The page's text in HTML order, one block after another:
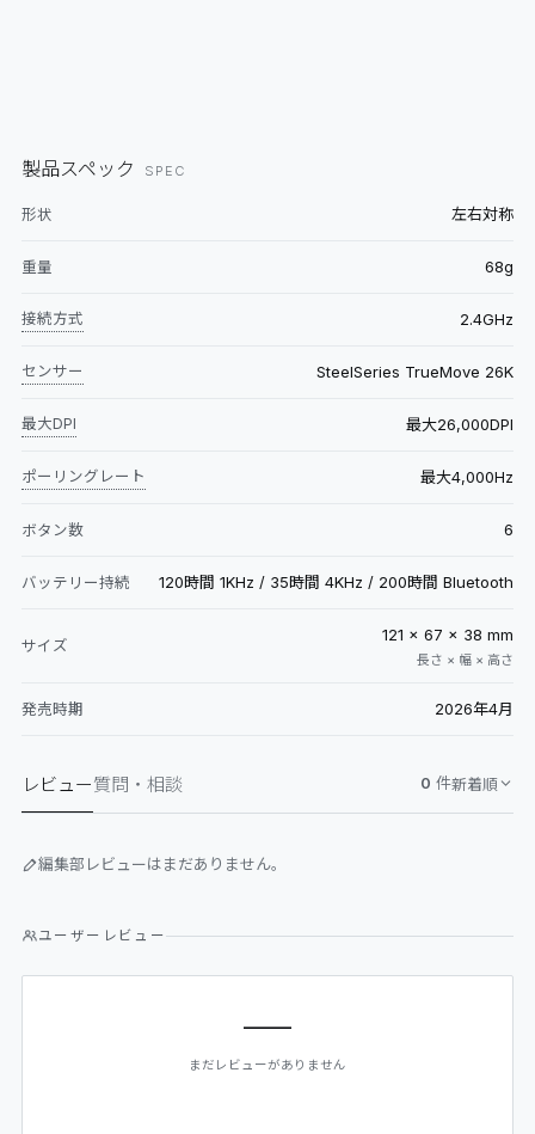
製品スペック SPEC
形状 左右対称
重量 68g
接続方式 2.4GHz
センサー SteelSeries TrueMove 26K
最大DPI 最大26,000DPI
ポーリングレート 最大4,000Hz
ボタン数 6
バッテリー持続 120時間 1KHz / 35時間 4KHz / 200時間 Bluetooth
サイズ
121 × 67 × 38 mm
長さ × 幅 × 高さ
発売時期 2026年4月
レビュー質問・相談 0 件新着順
編集部レビューはまだありません。
ユーザーレビュー
—
まだレビューがありません